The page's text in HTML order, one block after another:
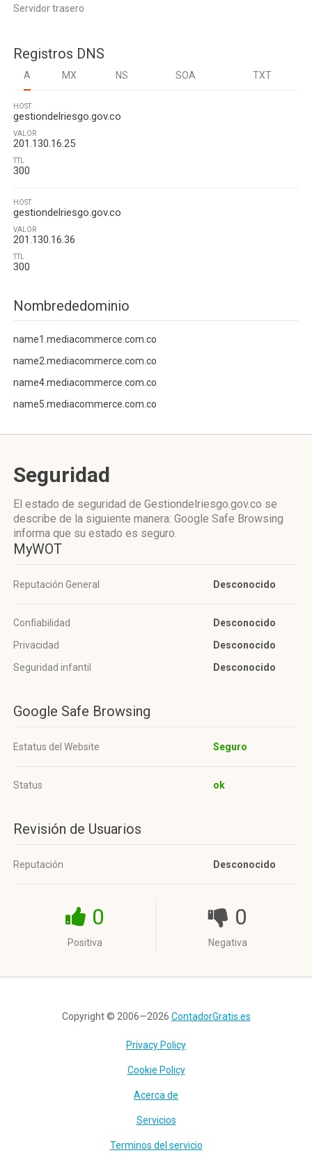
Servidor trasero
Registros DNS
A MX NS SOA TXT
HOST
gestiondelriesgo.gov.co
VALOR
201.130.16.25
TTL
300
HOST
gestiondelriesgo.gov.co
VALOR
201.130.16.36
TTL
300
Nombrededominio
name1.mediacommerce.com.co
name2.mediacommerce.com.co
name4.mediacommerce.com.co
name5.mediacommerce.com.co
Seguridad
El estado de seguridad de Gestiondelriesgo.gov.co se
describe de la siguiente manera: Google Safe Browsing
informa que su estado es seguro.
MyWOT
Reputación General Desconocido
Confiabilidad
Desconocido
Privacidad
Desconocido
Seguridad infantil
Desconocido
Google Safe Browsing
Estatus del Website Seguro
Status ok
Revisión de Usuarios
Reputación Desconocido
0
Positiva
0
Negativa
Copyright © 2006—2026 ContadorGratis.es
Privacy Policy
Cookie Policy
Acerca de
Servicios
Terminos del servicio